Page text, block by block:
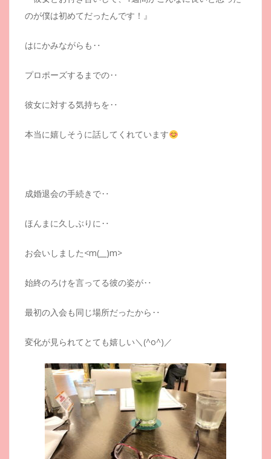
のが僕は初めてだったんです！』
はにかみながらも‥
プロポーズするまでの‥
彼女に対する気持ちを‥
本当に嬉しそうに話してくれています
成婚退会の手続きで‥
ほんまに久しぶりに‥
お会いしました<m(__)m>
始終のろけを言ってる彼の姿が‥
最初の入会も同じ場所だったから‥
変化が見られてとても嬉しい＼(^o^)／